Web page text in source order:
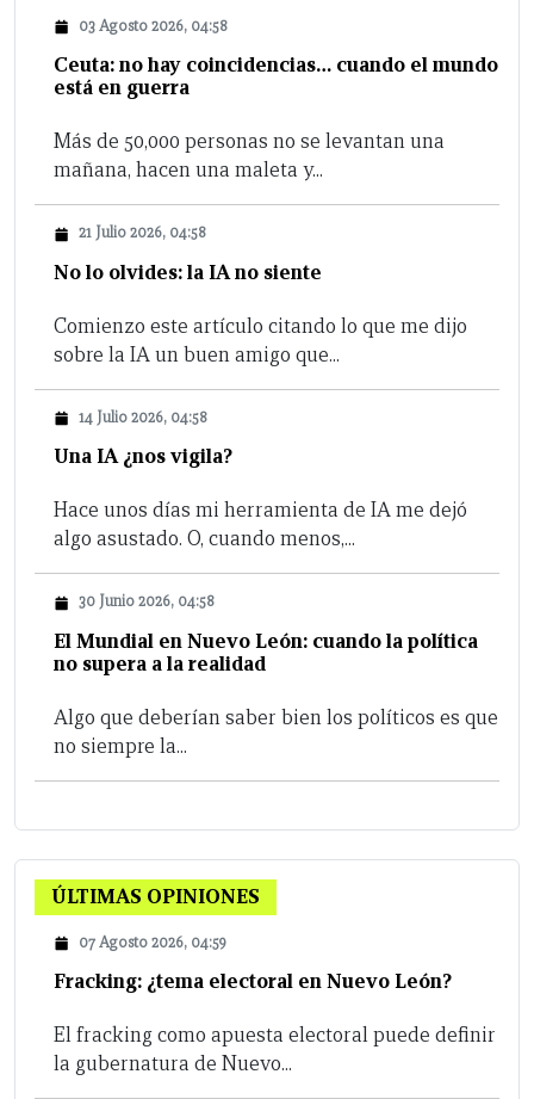
03 Agosto 2026, 04:58
Ceuta: no hay coincidencias… cuando el mundo
está en guerra
Más de 50,000 personas no se levantan una
mañana, hacen una maleta y...
21 Julio 2026, 04:58
No lo olvides: la IA no siente
Comienzo este artículo citando lo que me dijo
sobre la IA un buen amigo que...
14 Julio 2026, 04:58
Una IA ¿nos vigila?
Hace unos días mi herramienta de IA me dejó
algo asustado. O, cuando menos,...
30 Junio 2026, 04:58
El Mundial en Nuevo León: cuando la política
no supera a la realidad
Algo que deberían saber bien los políticos es que
no siempre la...
ÚLTIMAS OPINIONES
07 Agosto 2026, 04:59
Fracking: ¿tema electoral en Nuevo León?
El fracking como apuesta electoral puede definir
la gubernatura de Nuevo...